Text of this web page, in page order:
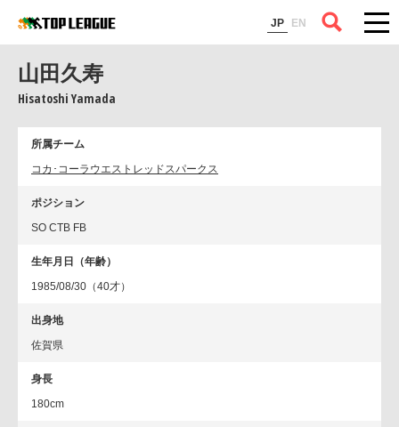
JP EN
コラム
山田久寿
Hisatoshi Yamada
所属チーム
コカ･コーラウエストレッドスパークス
ポジション
SO CTB FB
生年月日（年齢）
1985/08/30（40才）
出身地
佐賀県
身長
180cm